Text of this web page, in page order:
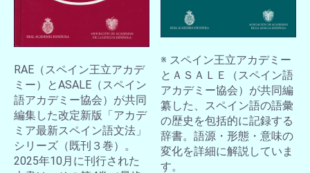
RAE（スペイン王立アカデ
ミー）とASALE（スペイン
語アカデミー協会）が共同
編集した改定新版「アカデ
ミア最新スペイン語文法」
シリーズ（既刊３巻）。
2025年10月に刊行された
※ スペイン王立アカデミー
とＡＳＡＬＥ（スペイン語
アカデミー協会）が共同編
纂した、スペイン語の語彙
の歴史を包括的に記録する
辞書。語源・形態・意味の
変化を詳細に解説していま
す。